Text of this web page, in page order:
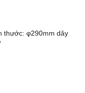
thước: φ290mm dây